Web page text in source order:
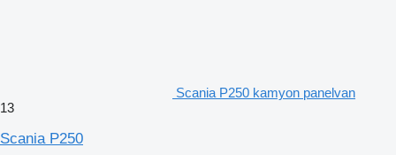
Scania P250 kamyon panelvan
13
Scania P250